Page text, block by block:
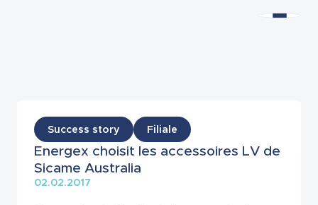
Actualités
Success story Filiale
Energex choisit les accessoires LV de
Sicame Australia
02.02.2017